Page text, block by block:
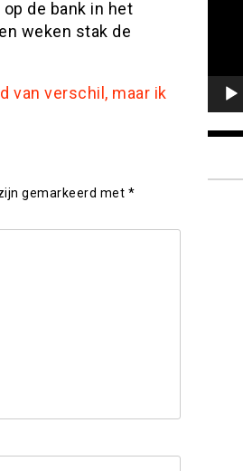
de bank in het
weken stak de
van verschil, maar ik
gemarkeerd met *